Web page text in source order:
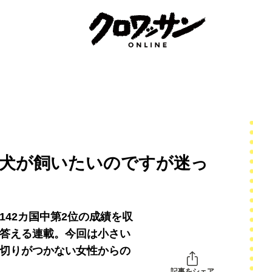
が飼いたいのですが迷っ
カ国中第2位の成績を収
える連載。今回は小さい
りがつかない女性からの